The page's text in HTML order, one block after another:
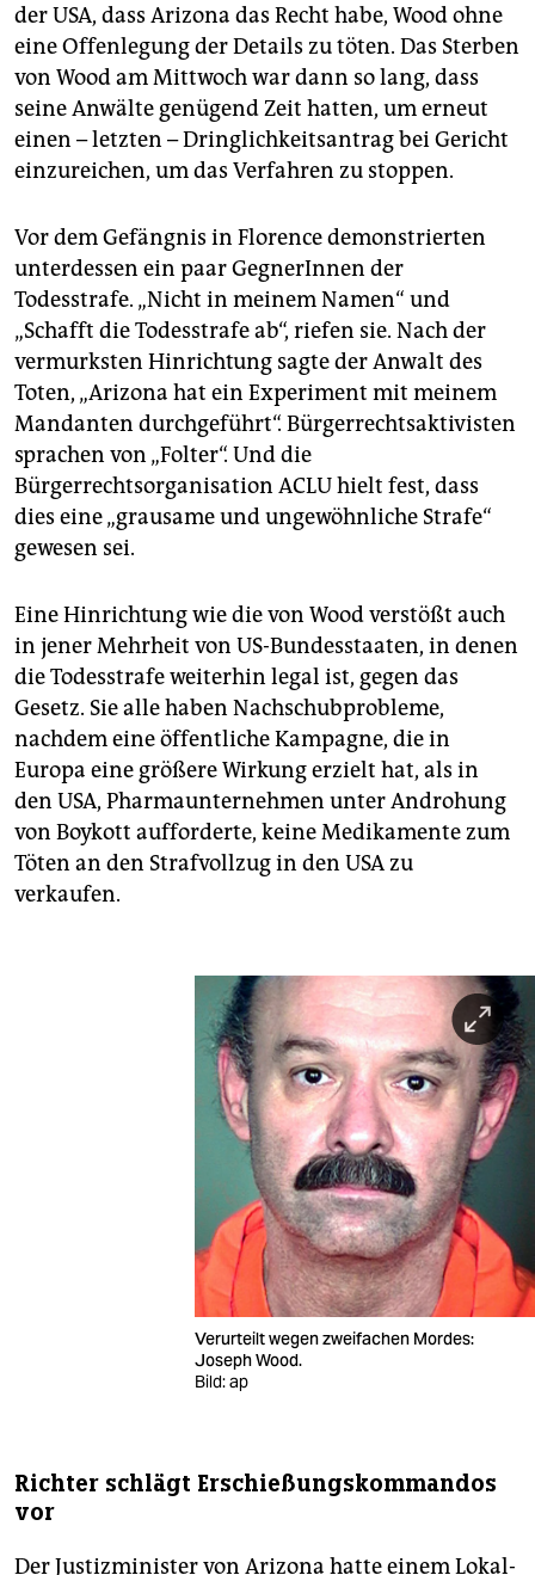
der USA, dass Arizona das Recht habe, Wood ohne
eine Offenlegung der Details zu töten. Das Sterben
von Wood am Mittwoch war dann so lang, dass
seine Anwälte genügend Zeit hatten, um erneut
einen – letzten – Dringlichkeitsantrag bei Gericht
einzureichen, um das Verfahren zu stoppen.
Vor dem Gefängnis in Florence demonstrierten
unterdessen ein paar GegnerInnen der
Todesstrafe. „Nicht in meinem Namen“ und
„Schafft die Todesstrafe ab“, riefen sie. Nach der
vermurksten Hinrichtung sagte der Anwalt des
Toten, „Arizona hat ein Experiment mit meinem
Mandanten durchgeführt“. Bürgerrechtsaktivisten
sprachen von „Folter“. Und die
Bürgerrechtsorganisation ACLU hielt fest, dass
dies eine „grausame und ungewöhnliche Strafe“
gewesen sei.
Eine Hinrichtung wie die von Wood verstößt auch
in jener Mehrheit von US-Bundesstaaten, in denen
die Todesstrafe weiterhin legal ist, gegen das
Gesetz. Sie alle haben Nachschubprobleme,
nachdem eine öffentliche Kampagne, die in
Europa eine größere Wirkung erzielt hat, als in
den USA, Pharmaunternehmen unter Androhung
von Boykott aufforderte, keine Medikamente zum
Töten an den Strafvollzug in den USA zu
verkaufen.
Verurteilt wegen zweifachen Mordes:
Joseph Wood.
Bild: ap
Richter schlägt Erschießungskommandos
vor
Der Justizminister von Arizona hatte einem Lokal-